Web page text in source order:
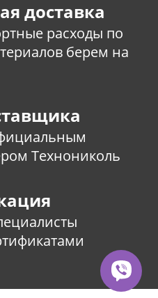
доставка
расходы по
берем на
Технониколь